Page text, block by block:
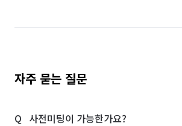
자주 묻는 질문
사전미팅이 가능한가요?